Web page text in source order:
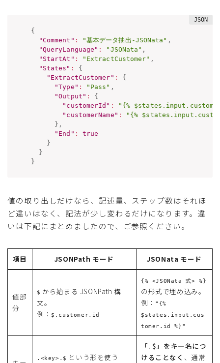
{
"Comment" : "基本データ抽出-JSONata" ,
"QueryLanguage" : "JSONata" ,
"StartAt" : "ExtractCustomer" ,
"States" :
{
"ExtractCustomer" :
{
"Type" : "Pass" ,
"Output" :
{
"customerId" :
"{%
"customerName" :
"{%
} ,
"End" :
true
}
}
}
値の取り出しだけなら、記述量、ステップ数はそれほ
ど違いはなく、記法が少し変わるだけになります。違
いは下記にまとめましたので、ご参照ください。
項目 JSONPath モード JSONata モード
値部
分
$ から始まる JSONPath 構
文。
例： $.customer.id
{% <JSONata 式> %}
の形式で埋め込み。
例： "{%
$states.input.cus
tomer.id %}"
.<key>.$
という形を使う
「. $」をキー名につ
けることなく 、通常